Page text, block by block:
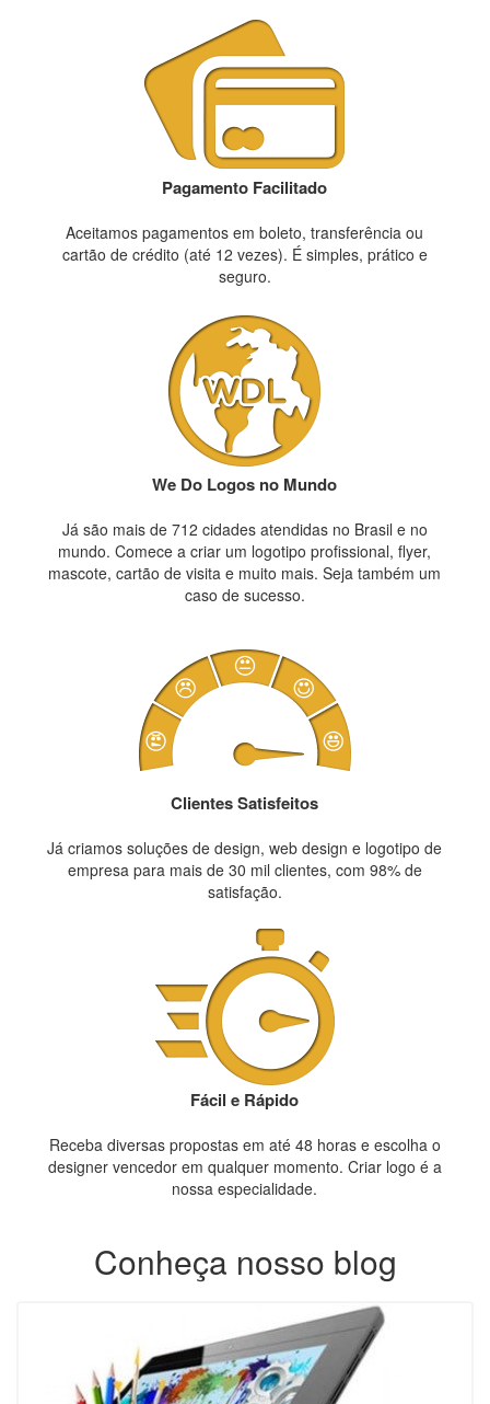
Pagamento Facilitado
Aceitamos pagamentos em boleto, transferência ou
cartão de crédito (até 12 vezes). É simples, prático e
seguro.
We Do Logos no Mundo
Já são mais de 712 cidades atendidas no Brasil e no
mundo. Comece a criar um logotipo profissional, flyer,
mascote, cartão de visita e muito mais. Seja também um
caso de sucesso.
Clientes Satisfeitos
Já criamos soluções de design, web design e logotipo de
empresa para mais de 30 mil clientes, com 98% de
satisfação.
Fácil e Rápido
Receba diversas propostas em até 48 horas e escolha o
designer vencedor em qualquer momento. Criar logo é a
nossa especialidade.
Conheça nosso blog